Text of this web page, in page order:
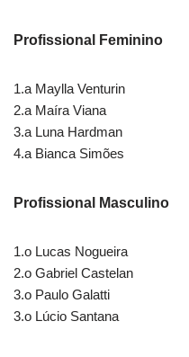
Profissional Feminino
1.a Maylla Venturin
2.a Maíra Viana
3.a Luna Hardman
4.a Bianca Simões
Profissional Masculino
1.o Lucas Nogueira
2.o Gabriel Castelan
3.o Paulo Galatti
3.o Lúcio Santana